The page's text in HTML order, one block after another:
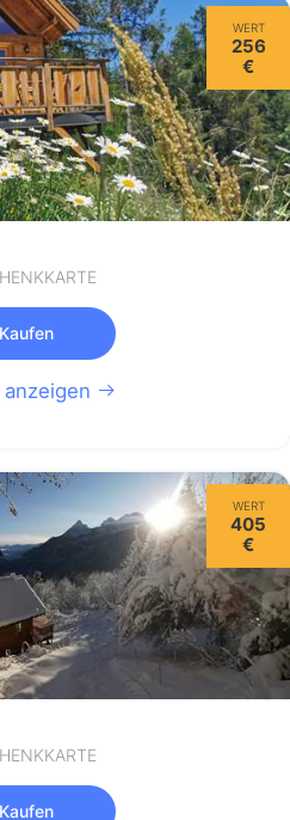
WERT
256
€
Kaufen
WERT
405
€
Kaufen